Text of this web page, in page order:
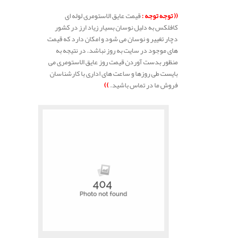
(( توجه توجه :قیمت عایق الاستومری لوله ای
کافلکس به دلیل نوسان بسیار زیاد ارز در کشور
دچار تغییر و نوسان می شود و امکان دارد که قیمت
های موجود در سایت به روز نباشد. در نتیجه به
منظور بدست آوردن قیمت روز عایق الاستومری می
بایست طی روزها و ساعت های اداری با کارشناسان
فروش ما در تماس باشید.))